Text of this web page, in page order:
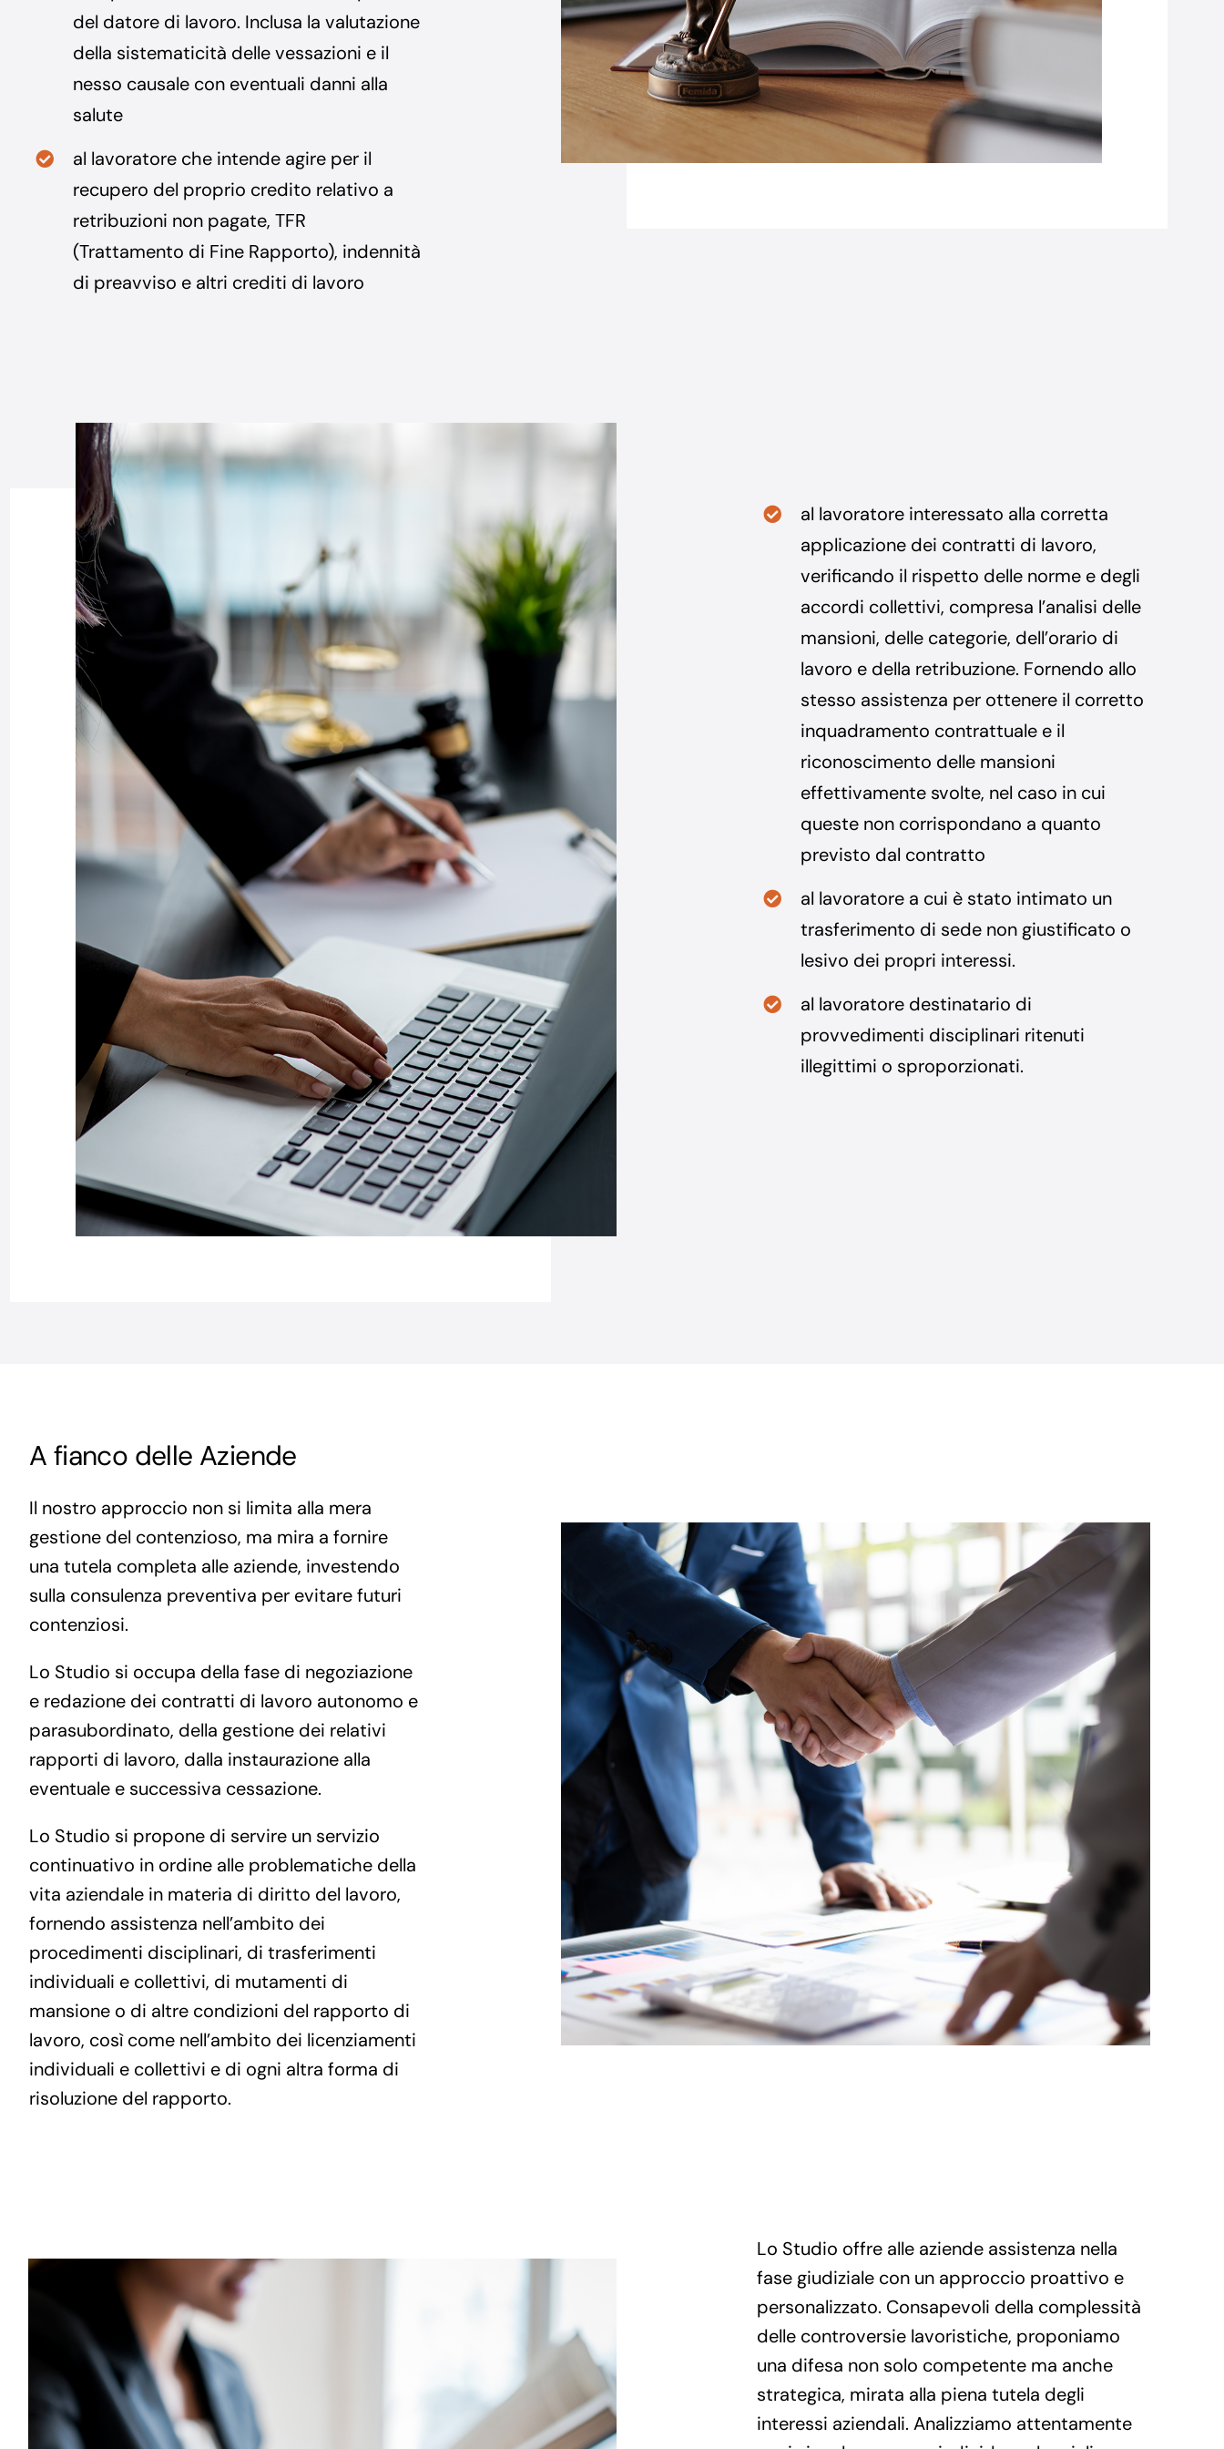
del datore di lavoro. Inclusa la valutazione
della sistematicità delle vessazioni e il
nesso causale con eventuali danni alla
salute
al lavoratore che intende agire per il
recupero del proprio credito relativo a
retribuzioni non pagate, TFR
(Trattamento di Fine Rapporto), indennità
di preavviso e altri crediti di lavoro
al lavoratore interessato alla corretta
applicazione dei contratti di lavoro,
verificando il rispetto delle norme e degli
accordi collettivi, compresa l’analisi delle
mansioni, delle categorie, dell’orario di
lavoro e della retribuzione. Fornendo allo
stesso assistenza per ottenere il corretto
inquadramento contrattuale e il
riconoscimento delle mansioni
effettivamente svolte, nel caso in cui
queste non corrispondano a quanto
previsto dal contratto
al lavoratore a cui è stato intimato un
trasferimento di sede non giustificato o
lesivo dei propri interessi.
al lavoratore destinatario di
provvedimenti disciplinari ritenuti
illegittimi o sproporzionati.
A fianco delle Aziende
Il nostro approccio non si limita alla mera
gestione del contenzioso, ma mira a fornire
una tutela completa alle aziende, investendo
sulla consulenza preventiva per evitare futuri
contenziosi.
Lo Studio si occupa della fase di negoziazione
e redazione dei contratti di lavoro autonomo e
parasubordinato, della gestione dei relativi
rapporti di lavoro, dalla instaurazione alla
eventuale e successiva cessazione.
Lo Studio si propone di servire un servizio
continuativo in ordine alle problematiche della
vita aziendale in materia di diritto del lavoro,
fornendo assistenza nell’ambito dei
procedimenti disciplinari, di trasferimenti
individuali e collettivi, di mutamenti di
mansione o di altre condizioni del rapporto di
lavoro, così come nell’ambito dei licenziamenti
individuali e collettivi e di ogni altra forma di
risoluzione del rapporto.
Lo Studio offre alle aziende assistenza nella
fase giudiziale con un approccio proattivo e
personalizzato. Consapevoli della complessità
delle controversie lavoristiche, proponiamo
una difesa non solo competente ma anche
strategica, mirata alla piena tutela degli
interessi aziendali. Analizziamo attentamente